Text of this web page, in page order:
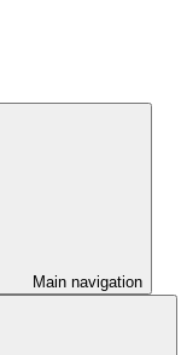
Main navigation